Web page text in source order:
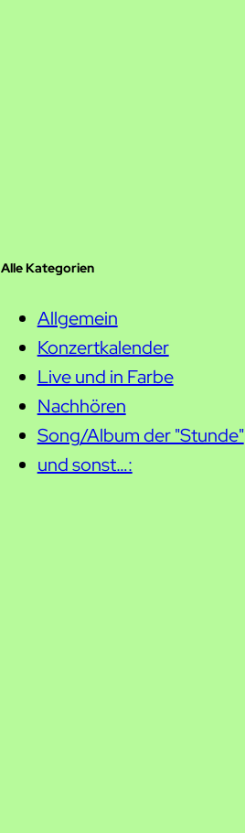
Alle Kategorien
Allgemein
Konzertkalender
Live und in Farbe
Nachhören
Song/Album der "Stunde"
und sonst…: